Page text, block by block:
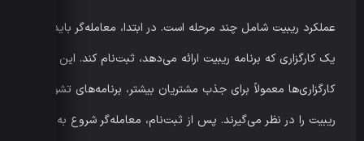
عملکرد ریبیت شامل چند مرحله است. در ابتدا، معامله‌گر باید در
یک کارگزاری که برنامه ریبیت ارائه می‌دهد، ثبت‌نام کند. این
کارگزاری‌ها معمولاً برای جذب مشتریان بیشتر، برنامه‌های تشویقی
ریبیت را در نظر می‌گیرند. پس از ثبت‌نام، معامله‌گر شروع به